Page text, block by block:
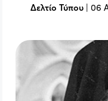
Δελτίο Τύπου |06